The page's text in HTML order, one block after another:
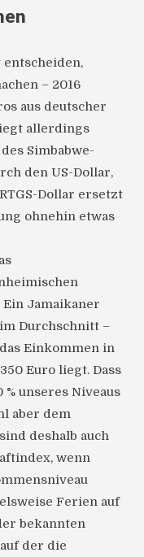
entscheiden,
– 2016
aus deutscher
allerdings
Simbabwe-
den US-Dollar,
Dollar ersetzt
ohnehin etwas
Jamaikaner
Durchschnitt –
Einkommen in
Euro liegt. Dass
unseres Niveaus
aber dem
deshalb auch
wenn
Ferien auf
bekannten
der die